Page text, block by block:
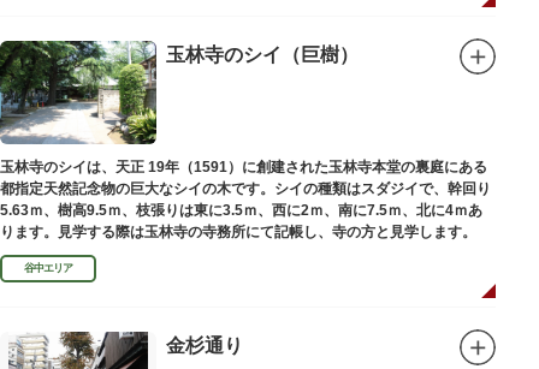
玉林寺のシイ（巨樹）
玉林寺のシイは、天正 19年（1591）に創建された玉林寺本堂の裏庭にある
都指定天然記念物の巨大なシイの木です。シイの種類はスダジイで、幹回り
5.63ｍ、樹高9.5ｍ、枝張りは東に3.5ｍ、西に2ｍ、南に7.5ｍ、北に4ｍあ
ります。見学する際は玉林寺の寺務所にて記帳し、寺の方と見学します。
谷中エリア
金杉通り